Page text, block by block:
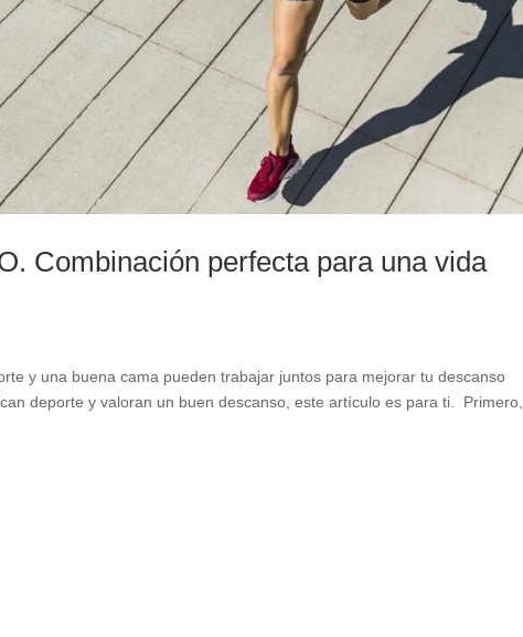
Combinación perfecta para una vida
y una buena cama pueden trabajar juntos para mejorar tu descanso
deporte y valoran un buen descanso, este artículo es para ti. Primero,